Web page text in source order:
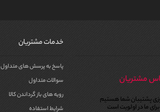
مشتریان
پشتیبان شما هستیم
ما در اولویت است
خدمات مشتریان
پاسخ به پرسش های متداول
سوالات متداول
رویه های باز گرداندن کالا
شرایط استفاده